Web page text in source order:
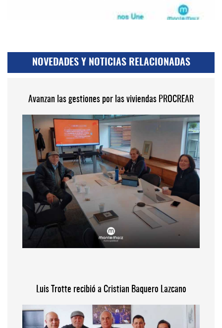
NOVEDADES Y NOTICIAS RELACIONADAS
Avanzan las gestiones por las viviendas PROCREAR
Luis Trotte recibió a Cristian Baquero Lazcano